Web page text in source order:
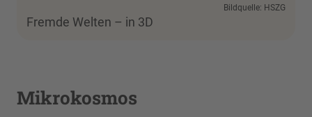
Bildquelle: HSZG
Fremde Welten – in 3D
Mikrokosmos